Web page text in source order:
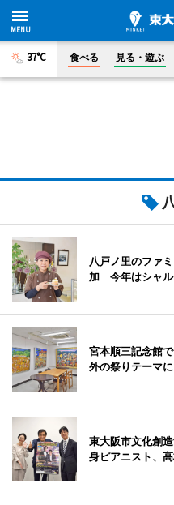
37°C 食べる 見る・遊ぶ
八戸ノ里のファ
加 今年はシャル
宮本順三記念館
外の祭りテーマに
東大阪市文化創
身ピアニスト、